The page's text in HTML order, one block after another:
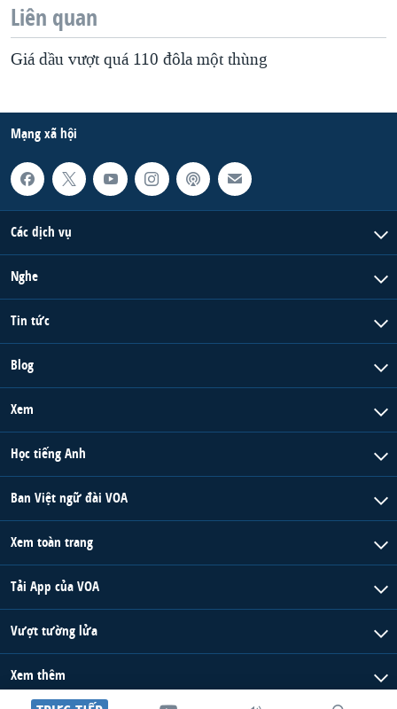
Liên quan
Giá dầu vượt quá 110 đôla một thùng
Mạng xã hội
Các dịch vụ
Nghe
Tin tức
Blog
Xem
Học tiếng Anh
Ban Việt ngữ đài VOA
Xem toàn trang
Tải App của VOA
Vượt tường lửa
Xem thêm